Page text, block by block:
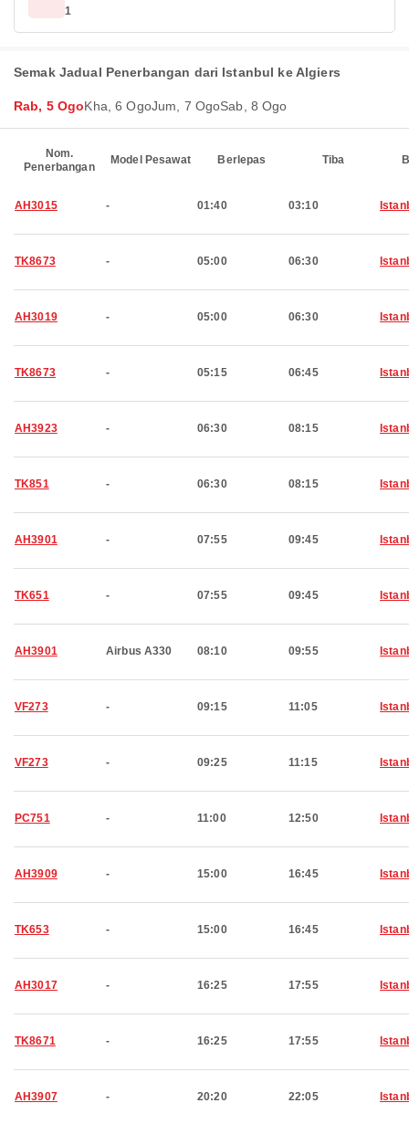
1
Semak Jadual Penerbangan dari Istanbul ke Algiers
Rab, 5 OgoKha, 6 OgoJum, 7 OgoSab, 8 Ogo
Nom.
Penerbangan
Model Pesawat Berlepas Tiba
AH3015 - 01:40 03:10
TK8673 - 05:00 06:30
AH3019 - 05:00 06:30
TK8673 - 05:15 06:45
AH3923 - 06:30 08:15
TK851 - 06:30 08:15
AH3901 - 07:55 09:45
TK651 - 07:55 09:45
AH3901 Airbus A330 08:10 09:55
VF273 - 09:15 11:05
VF273 - 09:25 11:15
PC751 - 11:00 12:50
AH3909 - 15:00 16:45
TK653 - 15:00 16:45
AH3017 - 16:25 17:55
TK8671 - 16:25 17:55
AH3907 - 20:20 22:05